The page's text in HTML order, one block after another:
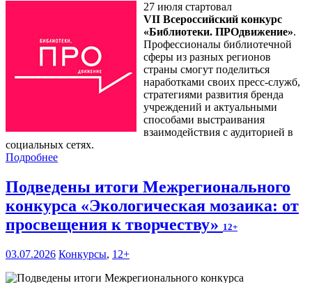
27 июля стартовал
VII Всероссийский конкурс
«Библиотеки. ПРОдвижение».
Профессионалы библиотечной
сферы из разных регионов
страны смогут поделиться
наработками своих пресс-служб,
стратегиями развития бренда
учреждений и актуальными
способами выстраивания
взаимодействия с аудиторией в
социальных сетях.
Подробнее
Подведены итоги Межрегионального
конкурса «Экологическая мозаика: от
просвещения к творчеству» 12+
03.07.2026 Конкурсы, 12+